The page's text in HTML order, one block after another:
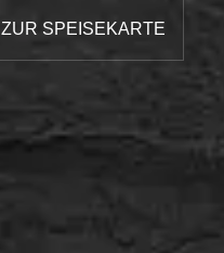
ZUR SPEISEKARTE